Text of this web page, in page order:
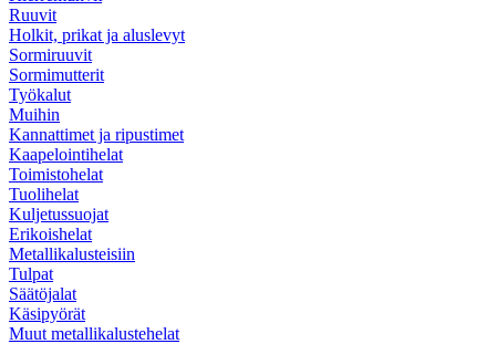
Ruuvit
Holkit, prikat ja aluslevyt
Sormiruuvit
Sormimutterit
Työkalut
Muihin
Kannattimet ja ripustimet
Kaapelointihelat
Toimistohelat
Tuolihelat
Kuljetussuojat
Erikoishelat
Metallikalusteisiin
Tulpat
Säätöjalat
Käsipyörät
Muut metallikalustehelat